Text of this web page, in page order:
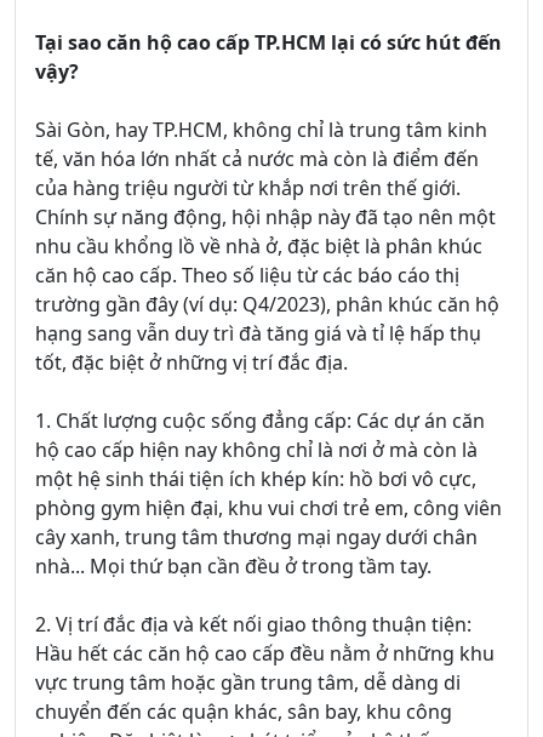
Tại sao căn hộ cao cấp TP.HCM lại có sức hút đến
vậy?
Sài Gòn, hay TP.HCM, không chỉ là trung tâm kinh
tế, văn hóa lớn nhất cả nước mà còn là điểm đến
của hàng triệu người từ khắp nơi trên thế giới.
Chính sự năng động, hội nhập này đã tạo nên một
nhu cầu khổng lồ về nhà ở, đặc biệt là phân khúc
căn hộ cao cấp. Theo số liệu từ các báo cáo thị
trường gần đây (ví dụ: Q4/2023), phân khúc căn hộ
hạng sang vẫn duy trì đà tăng giá và tỉ lệ hấp thụ
tốt, đặc biệt ở những vị trí đắc địa.
1. Chất lượng cuộc sống đẳng cấp: Các dự án căn
hộ cao cấp hiện nay không chỉ là nơi ở mà còn là
một hệ sinh thái tiện ích khép kín: hồ bơi vô cực,
phòng gym hiện đại, khu vui chơi trẻ em, công viên
cây xanh, trung tâm thương mại ngay dưới chân
nhà... Mọi thứ bạn cần đều ở trong tầm tay.
2. Vị trí đắc địa và kết nối giao thông thuận tiện:
Hầu hết các căn hộ cao cấp đều nằm ở những khu
vực trung tâm hoặc gần trung tâm, dễ dàng di
chuyển đến các quận khác, sân bay, khu công